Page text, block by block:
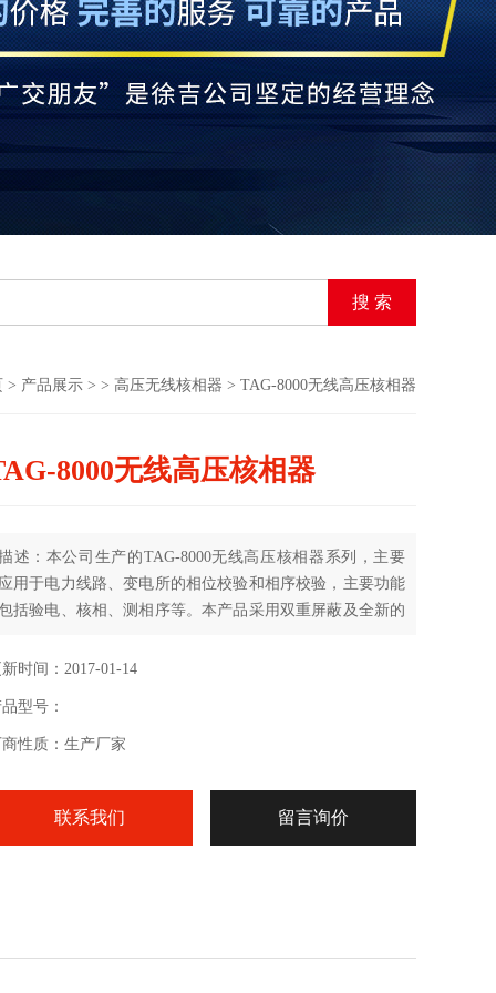
> 产品展示 > > 高压无线核相器 > TAG-8000无线高压核相器
8000无线高压核相器
述：本公司生产的TAG-8000无线高压核相器系列，主要
用于电力线路、变电所的相位校验和相序校验，主要功能
括验电、核相、测相序等。本产品采用双重屏蔽及全新的
各种电磁场干扰场合。将被测导线的高电压相位信号经过
后的结果定性，实时显示相位角度差和矢量图。
时间：2017-01-14
型号：
性质：生产厂家
联系我们 留言询价